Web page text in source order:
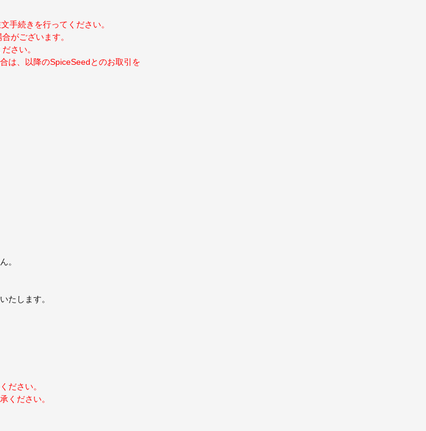
手続きを行ってください。
がございます。
さい。
は、以降のSpiceSeedとのお取引を
。
たします。
ださい。
ください。